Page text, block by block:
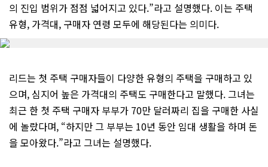
의 진입 범위가 점점 넓어지고 있다.”라고 설명했다. 이는 주택
유형, 가격대, 구매자 연령 모두에 해당된다는 의미다.
리드는 첫 주택 구매자들이 다양한 유형의 주택을 구매하고 있
으며, 심지어 높은 가격대의 주택도 구매한다고 말했다. 그녀는
최근 한 첫 주택 구매자 부부가 70만 달러짜리 집을 구매한 사실
에 놀랐다며, “하지만 그 부부는 10년 동안 임대 생활을 하며 돈
을 모아왔다.”라고 그녀는 설명했다.